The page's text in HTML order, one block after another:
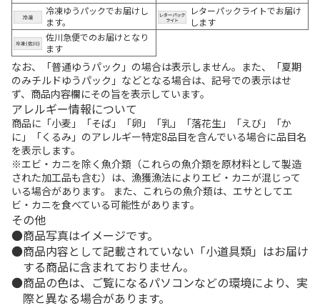
冷凍ゆうパックでお届けし
ます。
レターパックライトでお届け
します
佐川急便でのお届けとなり
ます
なお、「普通ゆうパック」の場合は表示しません。また、「夏期
のみチルドゆうパック」などとなる場合は、記号での表示はせ
ず、商品内容欄にその旨を表示しています。
アレルギー情報について
商品に「小麦」「そば」「卵」「乳」「落花生」「えび」「か
に」「くるみ」のアレルギー特定8品目を含んでいる場合に品目名
を表示します。
※エビ・カニを除く魚介類（これらの魚介類を原材料として製造
された加工品も含む）は、漁獲漁法によりエビ・カニが混じって
いる場合があります。 また、これらの魚介類は、エサとしてエ
ビ・カニを食べている可能性があります。
その他
商品写真はイメージです。
商品内容として記載されていない「小道具類」はお届け
する商品に含まれておりません。
商品の色は、ご覧になるパソコンなどの環境により、実
際と異なる場合があります。